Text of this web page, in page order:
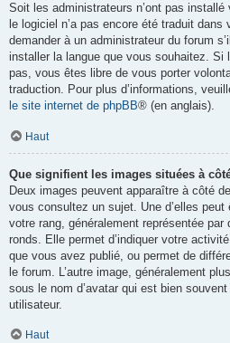
Soit les administrateurs n’ont pas
le logiciel n’a pas encore été traduit
demander à un administrateur du forum
installer la langue que vous souhaitez. Si
pas, vous êtes libre de vous porter
traduction. Pour plus d’informations,
le site internet de phpBB® (en anglais).
Haut
Que signifient les images situées à
Deux images peuvent apparaître à côté
vous consultez un sujet. Une d’elles
votre rang, généralement représentée
ronds. Elle permet d’indiquer votre
que vous avez publié, ou permet de
le forum. L’autre image, généralement
sous le nom d’avatar qui est bien
utilisateur.
Haut